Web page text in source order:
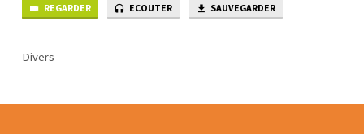
REGARDER ECOUTER SAUVEGARDER
Divers